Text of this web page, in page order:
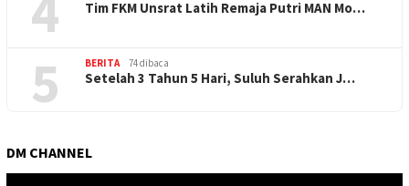
Tim FKM Unsrat Latih Remaja Putri MAN Mo…
5 BERITA 74 dibaca
Setelah 3 Tahun 5 Hari, Suluh Serahkan J…
DM CHANNEL